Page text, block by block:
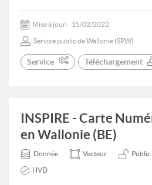
Mise à jour: 15/02/2022
Service public de Wallonie (SPW)
Service Téléchargement
INSPIRE - Carte
en Wallonie (BE)
Donnée Vecteur Public
HVD